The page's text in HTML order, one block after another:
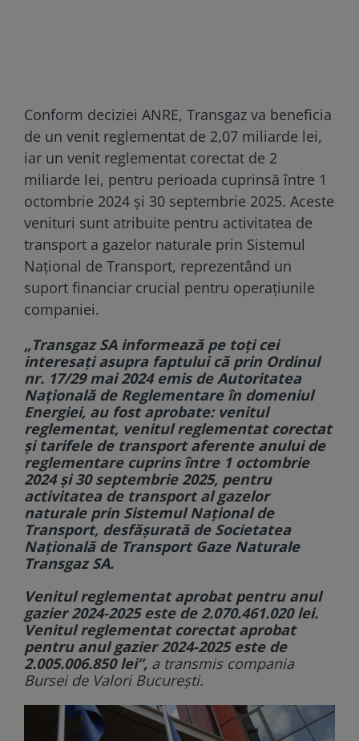
Conform deciziei ANRE, Transgaz va beneficia
de un venit reglementat de 2,07 miliarde lei,
iar un venit reglementat corectat de 2
miliarde lei, pentru perioada cuprinsă între 1
octombrie 2024 și 30 septembrie 2025. Aceste
venituri sunt atribuite pentru activitatea de
transport a gazelor naturale prin Sistemul
Național de Transport, reprezentând un
suport financiar crucial pentru operațiunile
companiei.
„Transgaz SA informează pe toţi cei
interesaţi asupra faptului că prin Ordinul
nr. 17/29 mai 2024 emis de Autoritatea
Naţională de Reglementare în domeniul
Energiei, au fost aprobate: venitul
reglementat, venitul reglementat corectat
şi tarifele de transport aferente anului de
reglementare cuprins între 1 octombrie
2024 şi 30 septembrie 2025, pentru
activitatea de transport al gazelor
naturale prin Sistemul Naţional de
Transport, desfăşurată de Societatea
Naţională de Transport Gaze Naturale
Transgaz SA.
Venitul reglementat aprobat pentru anul
gazier 2024-2025 este de 2.070.461.020 lei.
Venitul reglementat corectat aprobat
pentru anul gazier 2024-2025 este de
2.005.006.850 lei”, a transmis compania
Bursei de Valori Bucureşti.